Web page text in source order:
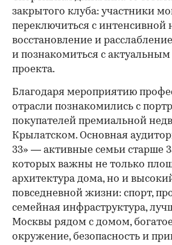
закрытого клуба: участники
переключиться с интенсивной
восстановление и
и познакомиться с
проекта.
Благодаря мероприятию
отрасли познакомились с
покупателей премиальной
Крылатском. Основная
33» — активные семьи старше
которых важны не только
архитектура дома, но и
повседневной жизни: спорт,
семейная инфраструктура,
Москвы рядом с домом,
окружение, безопасность и